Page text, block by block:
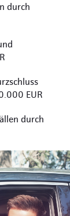
durch
EUR
durch